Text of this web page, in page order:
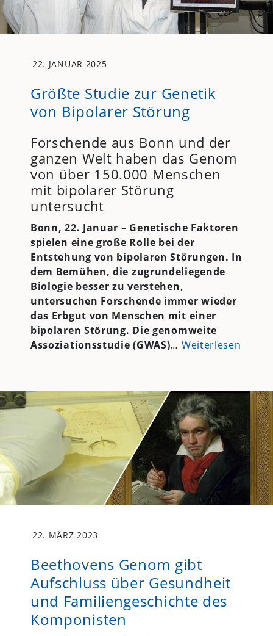
22. JANUAR 2025
Größte Studie zur Genetik
von Bipolarer Störung
Forschende aus Bonn und der
ganzen Welt haben das Genom
von über 150.000 Menschen
mit bipolarer Störung
untersucht
Bonn, 22. Januar – Genetische Faktoren
spielen eine große Rolle bei der
Entstehung von bipolaren Störungen. In
dem Bemühen, die zugrundeliegende
Biologie besser zu verstehen,
untersuchen Forschende immer wieder
das Erbgut von Menschen mit einer
bipolaren Störung. Die genomweite
Assoziationsstudie (GWAS)… Weiterlesen
22. MÄRZ 2023
Beethovens Genom gibt
Aufschluss über Gesundheit
und Familiengeschichte des
Komponisten